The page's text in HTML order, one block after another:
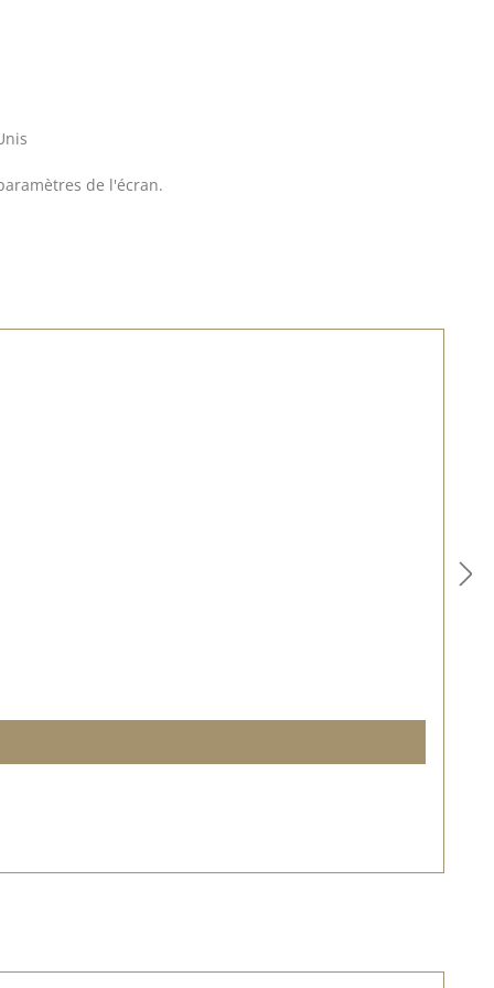
de l'écran.